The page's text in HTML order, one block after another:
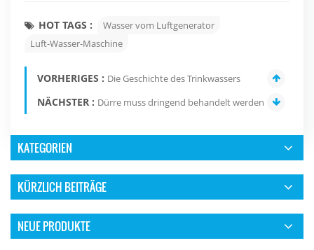
HOT TAGS :
Wasser vom Luftgenerator
Luft-Wasser-Maschine
VORHERIGES : Die Geschichte des Trinkwassers
NÄCHSTER : Dürre muss dringend behandelt werden
KATEGORIEN
KÜRZLICH BEITRÄGE
NEUE PRODUKTE